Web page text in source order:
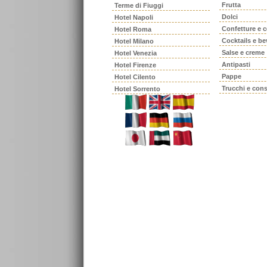
Terme di Fiuggi
Hotel Napoli
Hotel Roma
Hotel Milano
Hotel Venezia
Hotel Firenze
Hotel Cilento
Hotel Sorrento
Frutta
Dolci
Confetture e
Cocktails e
Salse e creme
Antipasti
Pappe
Trucchi e